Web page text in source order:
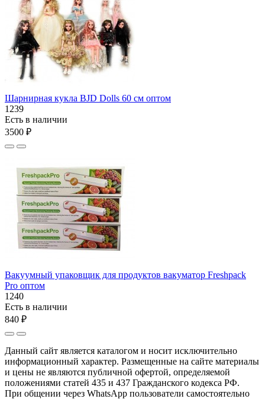
Шарнирная кукла BJD Dolls 60 см оптом
1239
Есть в наличии
3500 ₽
Вакуумный упаковщик для продуктов вакуматор Freshpack
Pro оптом
1240
Есть в наличии
840 ₽
Данный сайт является каталогом и носит исключительно
информационный характер. Размещенные на сайте материалы
и цены не являются публичной офертой, определяемой
положениями статей 435 и 437 Гражданского кодекса РФ.
При общении через WhatsApp пользователи самостоятельно